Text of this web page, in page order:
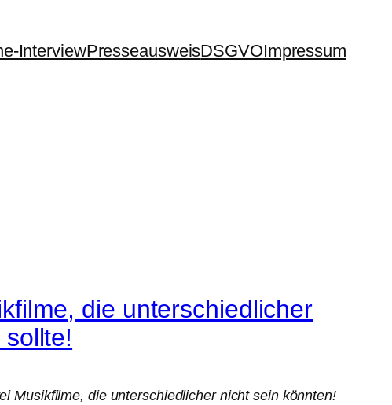
InterviewPresseausweisDSGVOImpressum
die unterschiedlicher
Musikfilme, die unterschiedlicher nicht sein könnten!